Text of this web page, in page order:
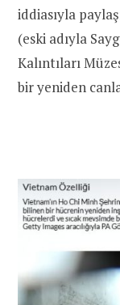
iddiasıyla
(eski adıyla
Kalıntıları
bir yeniden